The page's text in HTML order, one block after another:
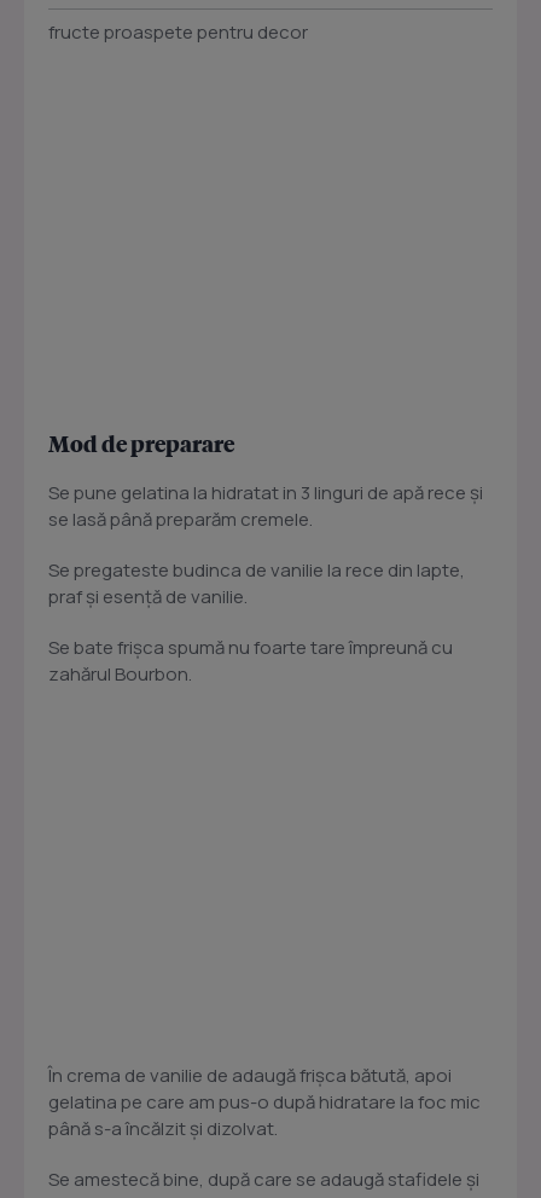
fructe proaspete pentru decor
Mod de preparare
Se pune gelatina la hidratat in 3 linguri de apă rece şi
se lasă până preparăm cremele.
Se pregateste budinca de vanilie la rece din lapte,
praf şi esenţă de vanilie.
Se bate frişca spumă nu foarte tare împreună cu
zahărul Bourbon.
În crema de vanilie de adaugă frişca bătută, apoi
gelatina pe care am pus-o după hidratare la foc mic
până s-a încălzit şi dizolvat.
Se amestecă bine, după care se adaugă stafidele şi